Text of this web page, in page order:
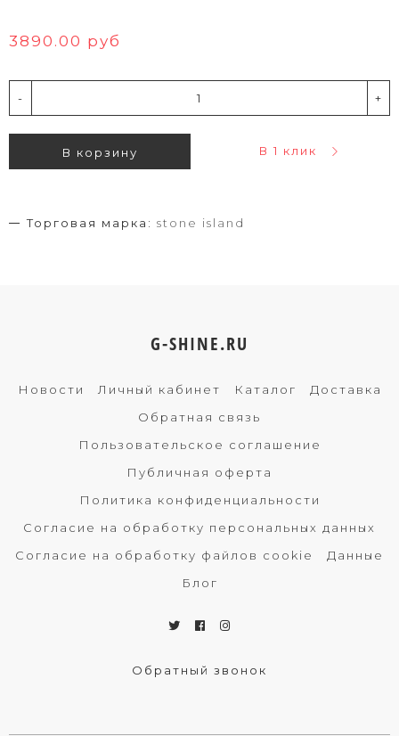
3890.00 руб
- +
В корзину В 1 клик
Торговая марка: stone island
G-SHINE.RU
Новости Личный кабинет Каталог
Доставка
Обратная связь
Пользовательское соглашение
Публичная оферта
Политика конфиденциальности
Согласие на обработку персональных данных
Согласие на обработку файлов cookie
Данные
Блог
Обратный звонок